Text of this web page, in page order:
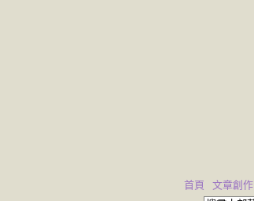
首頁 文章創作